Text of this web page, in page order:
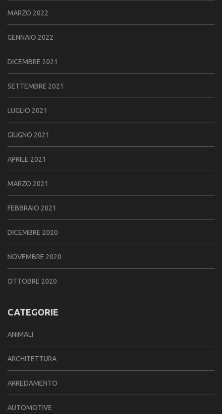
MARZO 2022
GENNAIO 2022
DICEMBRE 2021
SETTEMBRE 2021
LUGLIO 2021
GIUGNO 2021
APRILE 2021
MARZO 2021
FEBBRAIO 2021
DICEMBRE 2020
NOVEMBRE 2020
OTTOBRE 2020
CATEGORIE
ANIMALI
ARCHITETTURA
ARREDAMENTO
AUTOMOTIVE